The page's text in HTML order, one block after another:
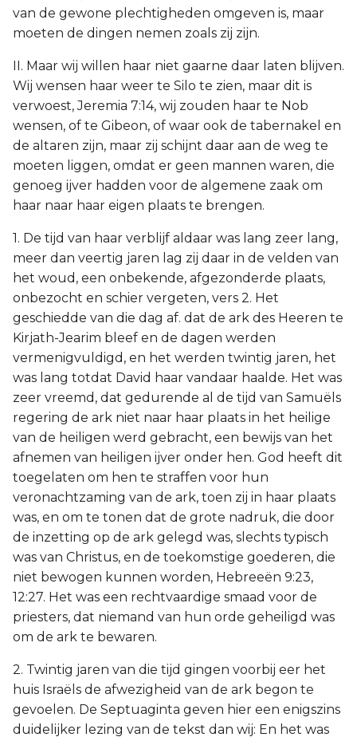
van de gewone plechtigheden omgeven is, maar
moeten de dingen nemen zoals zij zijn.
II. Maar wij willen haar niet gaarne daar laten blijven.
Wij wensen haar weer te Silo te zien, maar dit is
verwoest, Jeremia 7:14, wij zouden haar te Nob
wensen, of te Gibeon, of waar ook de tabernakel en
de altaren zijn, maar zij schijnt daar aan de weg te
moeten liggen, omdat er geen mannen waren, die
genoeg ijver hadden voor de algemene zaak om
haar naar haar eigen plaats te brengen.
1. De tijd van haar verblijf aldaar was lang zeer lang,
meer dan veertig jaren lag zij daar in de velden van
het woud, een onbekende, afgezonderde plaats,
onbezocht en schier vergeten, vers 2. Het
geschiedde van die dag af. dat de ark des Heeren te
Kirjath-Jearim bleef en de dagen werden
vermenigvuldigd, en het werden twintig jaren, het
was lang totdat David haar vandaar haalde. Het was
zeer vreemd, dat gedurende al de tijd van Samuëls
regering de ark niet naar haar plaats in het heilige
van de heiligen werd gebracht, een bewijs van het
afnemen van heiligen ijver onder hen. God heeft dit
toegelaten om hen te straffen voor hun
veronachtzaming van de ark, toen zij in haar plaats
was, en om te tonen dat de grote nadruk, die door
de inzetting op de ark gelegd was, slechts typisch
was van Christus, en de toekomstige goederen, die
niet bewogen kunnen worden, Hebreeën 9:23,
12:27. Het was een rechtvaardige smaad voor de
priesters, dat niemand van hun orde geheiligd was
om de ark te bewaren.
2. Twintig jaren van die tijd gingen voorbij eer het
huis Israëls de afwezigheid van de ark begon te
gevoelen. De Septuaginta geven hier een enigszins
duidelijker lezing van de tekst dan wij: En het was